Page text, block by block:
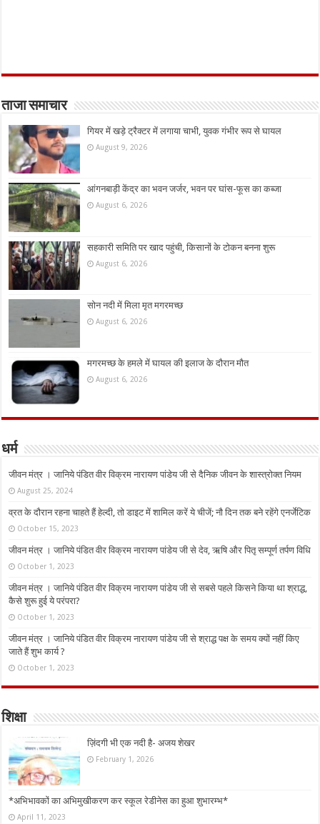
ताजा समाचार
गियर में खड़े ट्रैक्टर में लगाया चाभी, युवक गंभीर रूप से घायल
August 9, 2026
आंगनबाड़ी केंद्र का भवन जर्जर, भवन पर घांस-फूस का कब्जा
August 6, 2026
सहकारी समिति पर खाद पहुंची, किसानों के टोकन बनना शुरू
August 6, 2026
सोन नदी में मिला मृत मगरमच्छ
August 6, 2026
मगरमच्छ के हमले में घायल की इलाज के दौरान मौत
August 6, 2026
धर्म
जीवन मंत्र । जानिये पंडित वीर विक्रम नारायण पांडेय जी से दैनिक जीवन के शास्त्रोक्त नियम
August 25, 2024
व्रत के दौरान रहना चाहते हैं हेल्दी, तो डाइट में शामिल करें ये चीजें; नौ दिन तक बने रहेंगे एनर्जेटिक
October 15, 2023
जीवन मंत्र । जानिये पंडित वीर विक्रम नारायण पांडेय जी से देव, ऋषि और पितृ सम्पूर्ण तर्पण विधि
October 1, 2023
जीवन मंत्र । जानिये पंडित वीर विक्रम नारायण पांडेय जी से सबसे पहले किसने किया था श्राद्ध,
कैसे शुरू हुई ये परंपरा?
October 1, 2023
जीवन मंत्र । जानिये पंडित वीर विक्रम नारायण पांडेय जी से श्राद्ध पक्ष के समय क्यों नहीं किए
जाते हैं शुभ कार्य ?
October 1, 2023
शिक्षा
ज़िंदगी भी एक नदी है- अजय शेखर
February 1, 2026
*अभिभावकों का अभिमुखीकरण कर स्कूल रेडीनेस का हुआ शुभारम्भ*
April 11, 2023